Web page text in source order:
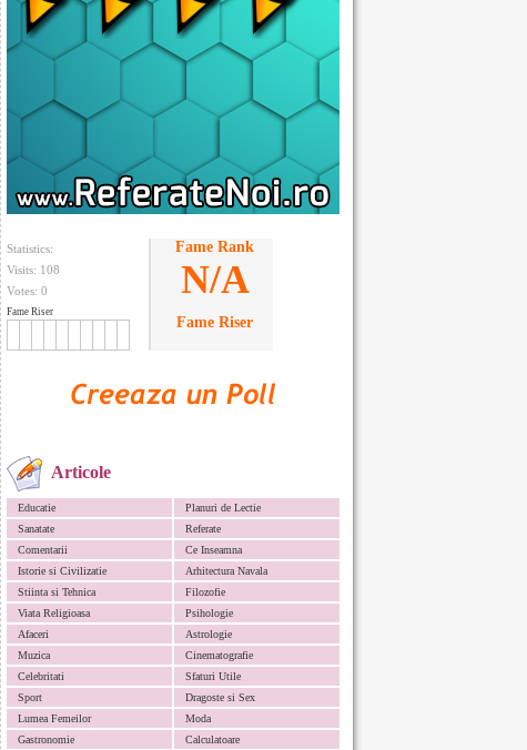
Statistics:
Visits: 108
Votes: 0
Fame Riser
Fame Rank
N/A
Fame Riser
Articole
Educatie
Planuri de Lectie
Sanatate
Referate
Comentarii
Ce Inseamna
Istorie si Civilizatie
Arhitectura Navala
Stiinta si Tehnica
Filozofie
Viata Religioasa
Psihologie
Afaceri
Astrologie
Muzica
Cinematografie
Celebritati
Sfaturi Utile
Sport
Dragoste si Sex
Lumea Femeilor
Moda
Gastronomie
Calculatoare